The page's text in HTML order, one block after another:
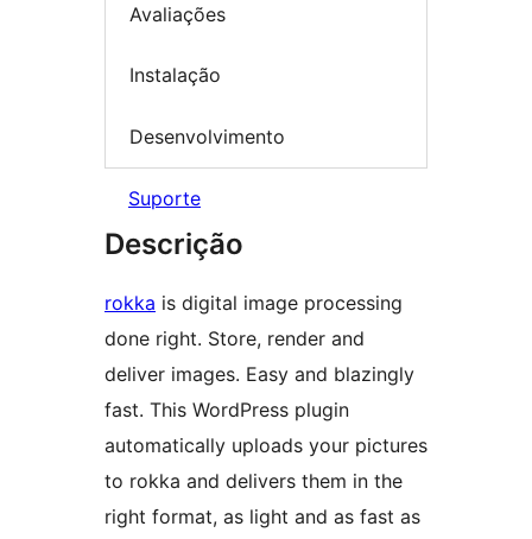
Avaliações
Instalação
Desenvolvimento
Suporte
Descrição
rokka is digital image processing
done right. Store, render and
deliver images. Easy and blazingly
fast. This WordPress plugin
automatically uploads your pictures
to rokka and delivers them in the
right format, as light and as fast as